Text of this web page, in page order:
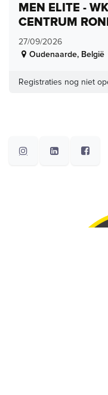
MEN ELITE -
CENTRUM
27/09/2026
Oudenaarde, België
Registraties nog niet